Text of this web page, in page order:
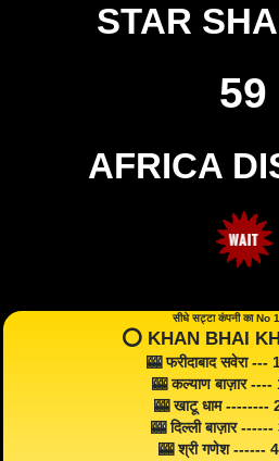
STAR
59
AFRICA
सीधे सट्टा कंपनी का No
⭕️ KHAN BHAI
🎰 फरीदाबाद सवेरा
🎰 कल्याण बाज़ार
🎰 खाटू धाम --------
🎰 दिल्ली बाज़ार
🎰 श्री गणेश ------